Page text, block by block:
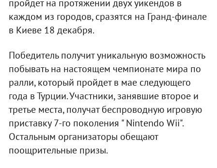
пройдет на протяжении двух уикендов в
каждом из городов, сразятся на Гранд-финале
в Киеве 18 декабря.
Победитель получит уникальную возможность
побывать на настоящем чемпионате мира по
ралли, который пройдет в мае следующего
года в Турции. Участники, занявшие второе и
третье места, получат беспроводную игровую
приставку 7-го поколения " Nintendo Wii".
Остальным организаторы обещают
поощрительные призы.